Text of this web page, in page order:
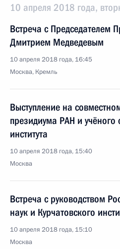
10 апреля 2018 года,
Встреча с Председателем
Дмитрием Медведевым
10 апреля 2018 года, 16:45
Москва, Кремль
Выступление на
президиума РАН и учёного
института
10 апреля 2018 года, 15:40
Москва
Встреча с руководством
наук и Курчатовского
10 апреля 2018 года, 15:10
Москва